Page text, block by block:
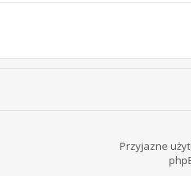
Przyjazne